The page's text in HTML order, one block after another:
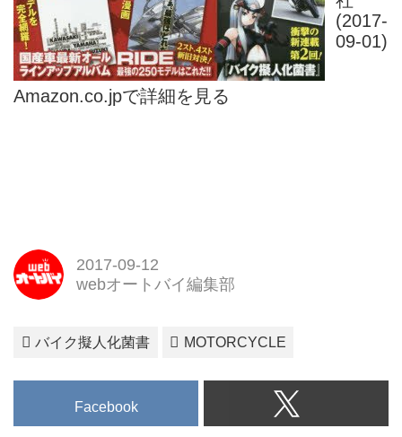
(2017-
09-01)
Amazon.co.jpで詳細を見る
2017-09-12
webオートバイ編集部
バイク擬人化菌書 MOTORCYCLE
Facebook